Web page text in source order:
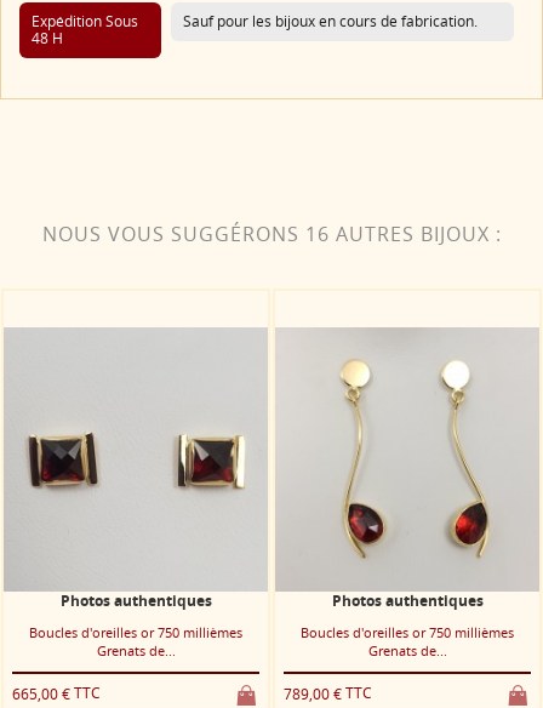
Expédition Sous
48 H
Sauf pour les bijoux en cours de fabrication.
NOUS VOUS SUGGÉRONS 16 AUTRES BIJOUX :
Photos authentiques
Boucles d'oreilles or 750 millièmes
Grenats de...
665,00 €TTC
Photos authentiques
Boucles d'oreilles or 750 millièmes
Grenats de...
789,00 €TTC